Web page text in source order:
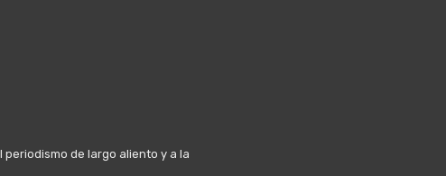
periodismo de largo aliento y a la